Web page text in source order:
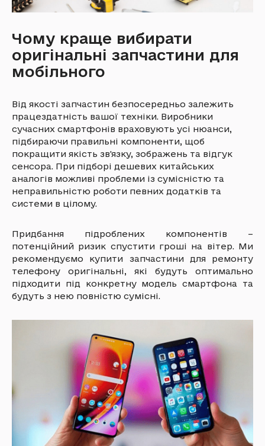
Чому краще вибирати
оригінальні запчастини для
мобільного
Від якості запчастин безпосередньо залежить
працездатність вашої техніки. Виробники
сучасних смартфонів враховують усі нюанси,
підбираючи правильні компоненти, щоб
покращити якість зв'язку, зображень та відгук
сенсора. При підборі дешевих китайських
аналогів можливі проблеми із сумісністю та
неправильністю роботи певних додатків та
системи в цілому.
Придбання підроблених компонентів –
потенційний ризик спустити гроші на вітер. Ми
рекомендуємо купити запчастини для ремонту
телефону оригінальні, які будуть оптимально
підходити під конкретну модель смартфона та
будуть з нею повністю сумісні.